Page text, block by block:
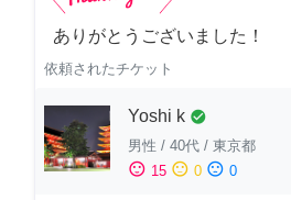
ありがとうございました！
依頼されたチケット
Yoshi k check_circle
男性 / 40代 / 東京都
sentiment_satisfied 15 sentiment_neutral 0 sentiment_dissatisfied 0